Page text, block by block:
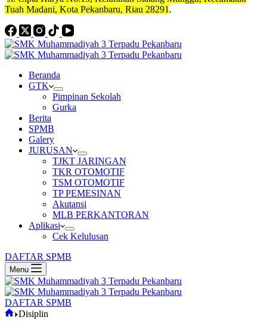
Tuah Madani, Kota Pekanbaru, Riau 28291 .
Beranda
GTK
Pimpinan Sekolah
Gurka
Berita
SPMB
Galery
JURUSAN
TJKT JARINGAN
TKR OTOMOTIF
TSM OTOMOTIF
TP PEMESINAN
Akutansi
MLB PERKANTORAN
Aplikasi
Cek Kelulusan
DAFTAR SPMB
Menu
DAFTAR SPMB
Home
Disiplin